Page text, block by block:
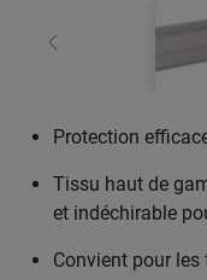
retour
Protection
Tissu haut de
et indéchirable
Convient pour